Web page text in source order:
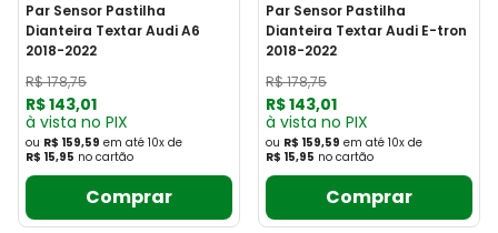
Par Sensor Pastilha
Dianteira Textar Audi A6
2018-2022
R$178,75
R$143,01
à vista no PIX
ou R$ 159,59 em até 10x de
R$ 15,95 no cartão
Comprar
Par Sensor Pastilha
Dianteira Textar Audi E-tron
2018-2022
R$178,75
R$143,01
à vista no PIX
ou R$ 159,59 em até 10x de
R$ 15,95 no cartão
Comprar